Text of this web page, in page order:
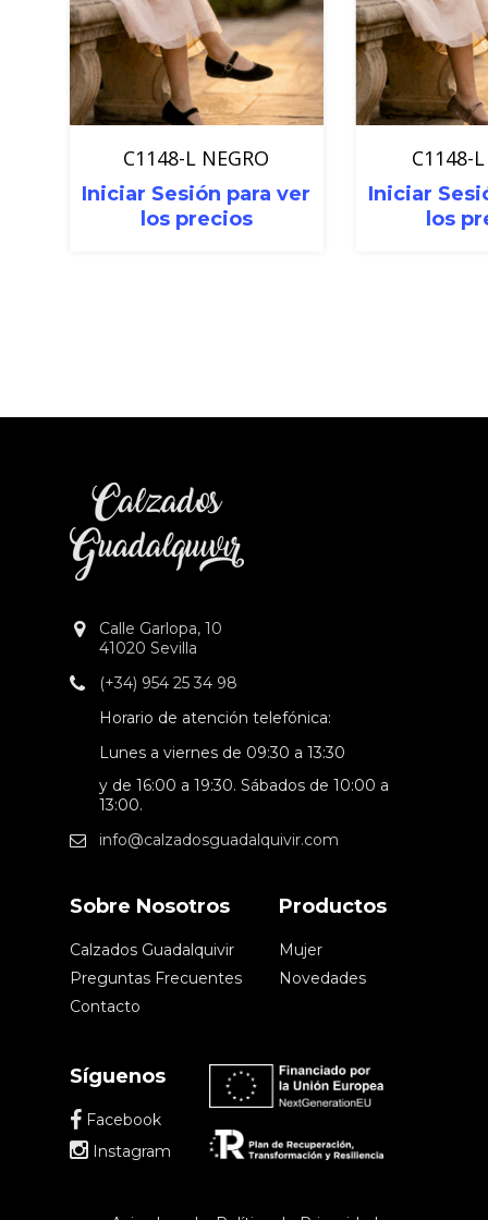
C1148-L NEGRO
Iniciar Sesión para ver
los precios
C1148-
Iniciar
los
Calle Garlopa, 10
41020 Sevilla
(+34) 954 25 34 98
Horario de atención telefónica:
Lunes a viernes de 09:30 a 13:30
y de 16:00 a 19:30. Sábados de 10:00 a
13:00.
info@calzadosguadalquivir.com
Sobre Nosotros
Calzados Guadalquivir
Preguntas Frecuentes
Contacto
Productos
Mujer
Novedades
Síguenos
Facebook
Instagram